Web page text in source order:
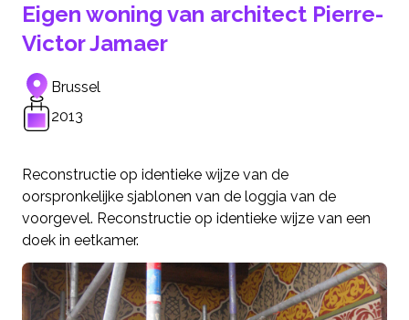
Eigen woning van architect Pierre-
Victor Jamaer
Brussel
2013
Reconstructie op identieke wijze van de
oorspronkelijke sjablonen van de loggia van de
voorgevel. Reconstructie op identieke wijze van een
doek in eetkamer.